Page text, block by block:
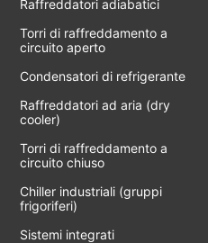
Raffreddatori adiabatici
Torri di raffreddamento a
circuito aperto
Condensatori di refrigerante
Raffreddatori ad aria (dry
cooler)
Torri di raffreddamento a
circuito chiuso
Chiller industriali (gruppi
frigoriferi)
Sistemi integrati